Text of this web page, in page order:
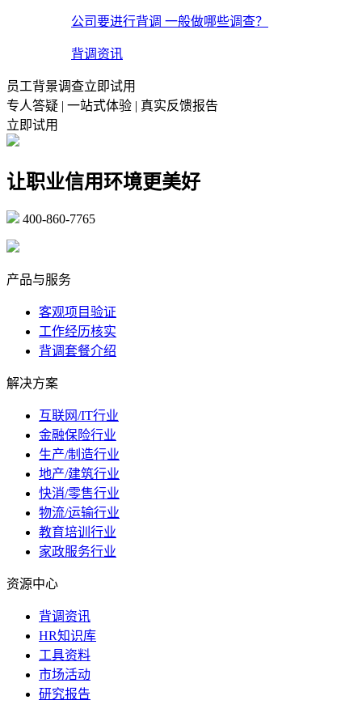
公司要进行背调 一般做哪些调查？
背调资讯
员工背景调查立即试用
专人答疑 | 一站式体验 | 真实反馈报告
立即试用
让职业信用环境更美好
400-860-7765
产品与服务
客观项目验证
工作经历核实
背调套餐介绍
解决方案
互联网/IT行业
金融保险行业
生产/制造行业
地产/建筑行业
快消/零售行业
物流/运输行业
教育培训行业
家政服务行业
资源中心
背调资讯
HR知识库
工具资料
市场活动
研究报告